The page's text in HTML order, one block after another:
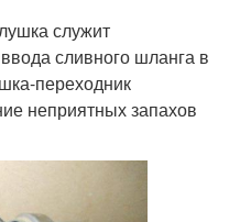
служит
сливного шланга в
переходник
неприятных запахов